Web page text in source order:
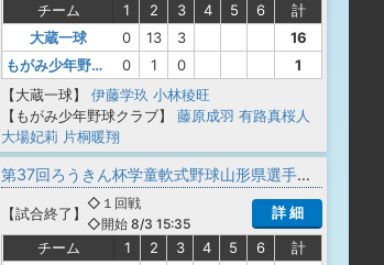
チーム 1 2 3 4 5 6
計
大蔵一球
0 13 3
16
もがみ少年野球クラブ
0 1 0
1
【大蔵一球】
伊藤学玖 小林稜旺
【もがみ少年野球クラブ】
藤原成羽 有路真桜人
大場妃莉 片桐暖翔
第37回ろうきん杯学童軟式野球山形県選手権大会
【試合終了 】
◇１回戦
◇開始 8/3 15:35
詳 細
チーム 1 2 3 4 5 6
計